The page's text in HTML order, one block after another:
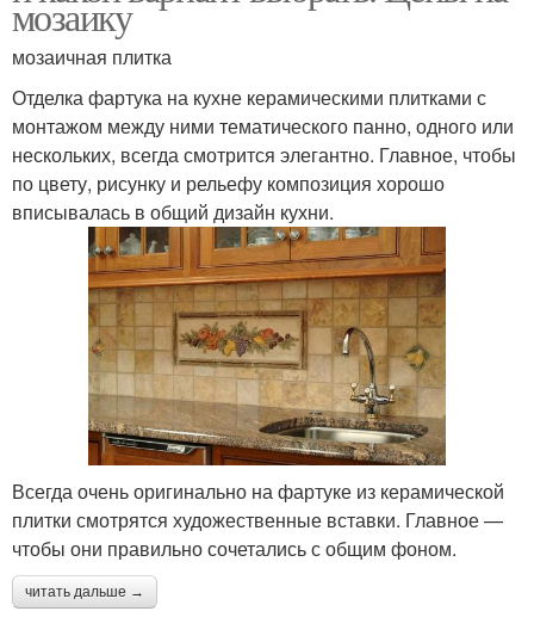
мозаику
мозаичная плитка
Отделка фартука на кухне керамическими плитками с
монтажом между ними тематического панно, одного или
нескольких, всегда смотрится элегантно. Главное, чтобы
по цвету, рисунку и рельефу композиция хорошо
вписывалась в общий дизайн кухни.
Всегда очень оригинально на фартуке из керамической
плитки смотрятся художественные вставки. Главное —
чтобы они правильно сочетались с общим фоном.
читать дальше →